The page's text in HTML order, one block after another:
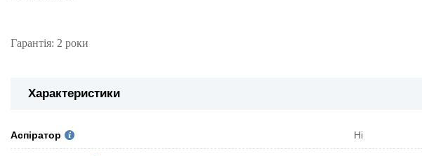
Гарантія: 2 роки
Характеристики
Аспіратор Ні